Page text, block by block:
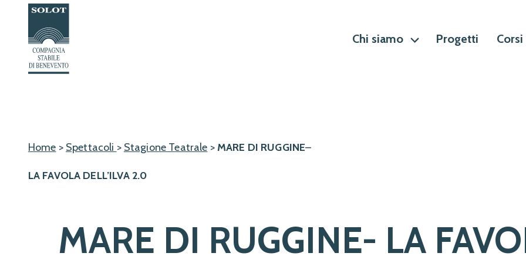
contenuto
Chi siamo Progetti Corsi
Home > Spettacoli > Stagione Teatrale >MARE DI RUGGINE–
LA FAVOLA DELL’ILVA 2.0
MARE DI RUGGINE- LA